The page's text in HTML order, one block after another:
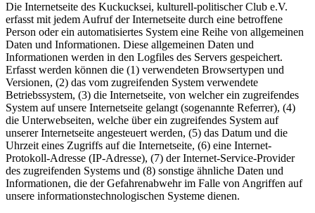
Die Internetseite des Kuckucksei, kulturell-politischer Club e.V.
erfasst mit jedem Aufruf der Internetseite durch eine betroffene
Person oder ein automatisiertes System eine Reihe von allgemeinen
Daten und Informationen. Diese allgemeinen Daten und
Informationen werden in den Logfiles des Servers gespeichert.
Erfasst werden können die (1) verwendeten Browsertypen und
Versionen, (2) das vom zugreifenden System verwendete
Betriebssystem, (3) die Internetseite, von welcher ein zugreifendes
System auf unsere Internetseite gelangt (sogenannte Referrer), (4)
die Unterwebseiten, welche über ein zugreifendes System auf
unserer Internetseite angesteuert werden, (5) das Datum und die
Uhrzeit eines Zugriffs auf die Internetseite, (6) eine Internet-
Protokoll-Adresse (IP-Adresse), (7) der Internet-Service-Provider
des zugreifenden Systems und (8) sonstige ähnliche Daten und
Informationen, die der Gefahrenabwehr im Falle von Angriffen auf
unsere informationstechnologischen Systeme dienen.